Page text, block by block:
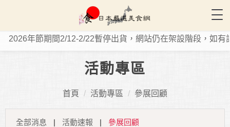
年節期間2/12-2/22暫停出貨，網站仍在架設階段，如有
活動專區
首頁 活動專區 參展回顧
全部消息 | 活動速報 | 參展回顧